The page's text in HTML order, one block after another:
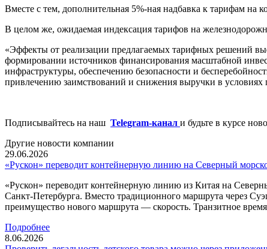
Вместе с тем, дополнительная 5%-ная надбавка к тарифам на
В целом же, ожидаемая индексация тарифов на
«Эффекты от реализации предлагаемых тарифных решений
формировании источников финансирования масштабной
инфраструктуры, обеспечению безопасности и
привлечению заимствований и снижения выручки в
Подписывайтесь на наш Telegram-канал и будьте в курсе
Другие новости компании
29.06.2026
«Рускон» переводит контейнерную линию на Северный
«Рускон» переводит контейнерную линию из Китая на
Санкт-Петербурга. Вместо традиционного маршрута через
преимущество нового маршрута — скорость. Транзитное
Подробнее
8.06.2026